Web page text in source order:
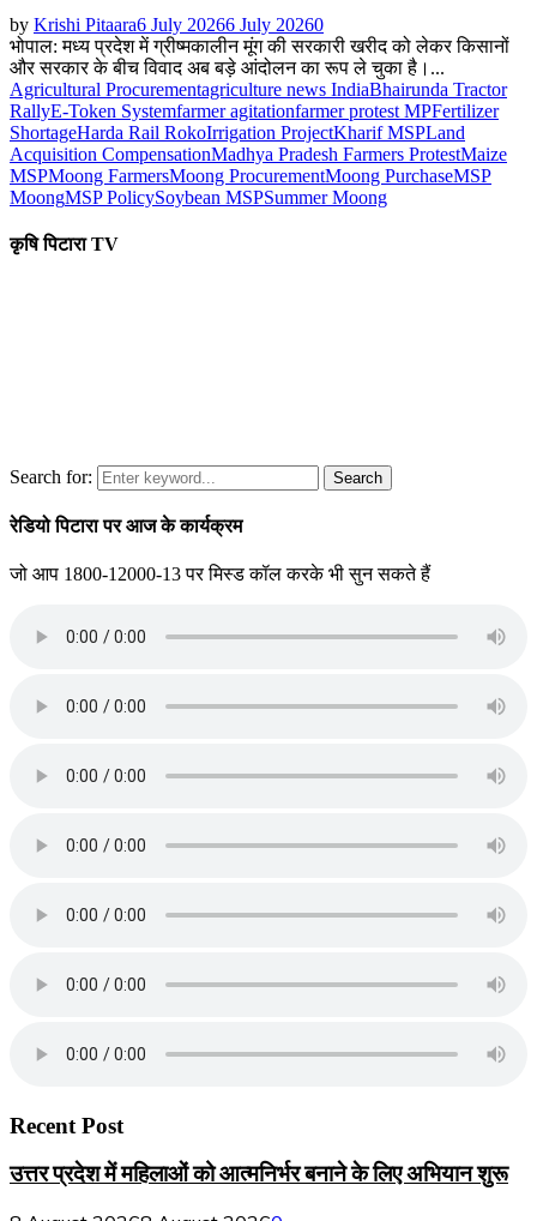
by Krishi Pitaara6 July 20266 July 20260
भोपाल: मध्य प्रदेश में ग्रीष्मकालीन मूंग की सरकारी खरीद को लेकर किसानों
और सरकार के बीच विवाद अब बड़े आंदोलन का रूप ले चुका है।...
Agricultural Procurementagriculture news IndiaBhairunda Tractor
RallyE-Token Systemfarmer agitationfarmer protest MPFertilizer
ShortageHarda Rail RokoIrrigation ProjectKharif MSPLand
Acquisition CompensationMadhya Pradesh Farmers ProtestMaize
MSPMoong FarmersMoong ProcurementMoong PurchaseMSP
MoongMSP PolicySoybean MSPSummer Moong
कृषि पिटारा TV
Search for: Search
रेडियो पिटारा पर आज के कार्यक्रम
जो आप 1800-12000-13 पर मिस्ड कॉल करके भी सुन सकते हैं
Recent Post
उत्तर प्रदेश में महिलाओं को आत्मनिर्भर बनाने के लिए अभियान शुरू